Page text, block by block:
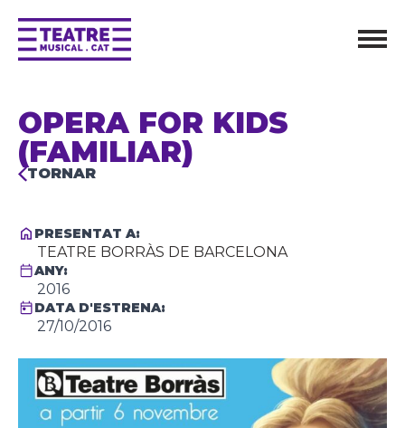
OPERA FOR KIDS
(FAMILIAR)
TORNAR
PRESENTAT A:
TEATRE BORRÀS DE BARCELONA
ANY:
2016
DATA D'ESTRENA:
27/10/2016